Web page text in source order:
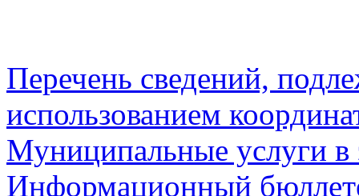
Перечень сведений,
использованием
Муниципальные услуги в
Информационный